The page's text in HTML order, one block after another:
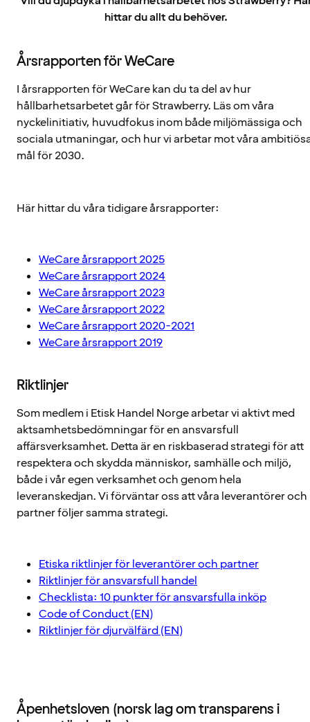
hittar du allt du behöver.
Årsrapporten för WeCare
I årsrapporten för WeCare kan du ta del av hur
hållbarhetsarbetet går för Strawberry. Läs om våra
nyckelinitiativ, huvudfokus inom både miljömässiga och
sociala utmaningar, och hur vi arbetar mot våra
mål för 2030.
Här hittar du våra tidigare årsrapporter:
WeCare årsrapport 2025
WeCare årsrapport 2024
WeCare årsrapport 2023
WeCare årsrapport 2022
WeCare årsrapport 2020-2021
WeCare årsrapport 2019
Riktlinjer
Som medlem i Etisk Handel Norge arbetar vi aktivt med
aktsamhetsbedömningar för en ansvarsfull
affärsverksamhet. Detta är en riskbaserad strategi för att
respektera och skydda människor, samhälle och miljö,
både i vår egen verksamhet och genom hela
leveranskedjan. Vi förväntar oss att våra leverantörer och
partner följer samma strategi.
Etiska riktlinjer för leverantörer och partner
Riktlinjer för ansvarsfull handel
Checklista: 10 punkter för ansvarsfulla inköp
Code of Conduct (EN)
Riktlinjer för djurvälfärd (EN)
Åpenhetsloven (norsk lag om transparens i